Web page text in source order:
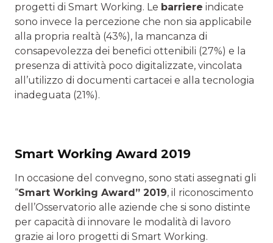
progetti di Smart Working. Le barriere indicate
sono invece la percezione che non sia applicabile
alla propria realtà (43%), la mancanza di
consapevolezza dei benefici ottenibili (27%) e la
presenza di attività poco digitalizzate, vincolata
all’utilizzo di documenti cartacei e alla tecnologia
inadeguata (21%).
Smart Working Award 2019
In occasione del convegno, sono stati assegnati gli
“Smart Working Award” 2019, il riconoscimento
dell’Osservatorio alle aziende che si sono distinte
per capacità di innovare le modalità di lavoro
grazie ai loro progetti di Smart Working.